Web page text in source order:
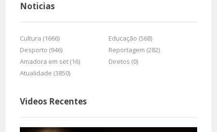
Noticias
Cultura (1666)
Educação (568)
Desporto (946)
Reportagem (282)
Amadora em set (16)
Diretos (0)
Atualidade (3850)
Videos Recentes